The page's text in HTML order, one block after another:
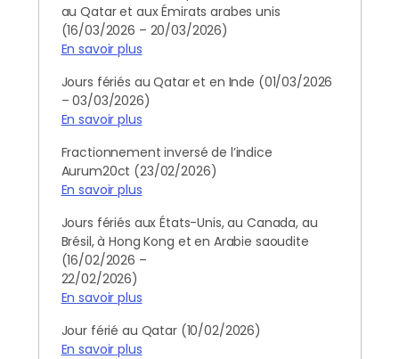
au Qatar et aux Émirats arabes unis
(16/03/2026 – 20/03/2026)
En savoir plus
Jours fériés au Qatar et en Inde (01/03/2026
– 03/03/2026)
En savoir plus
Fractionnement inversé de l’indice
Aurum20ct (23/02/2026)
En savoir plus
Jours fériés aux États-Unis, au Canada, au
Brésil, à Hong Kong et en Arabie saoudite
(16/02/2026 –
22/02/2026)
En savoir plus
Jour férié au Qatar (10/02/2026)
En savoir plus